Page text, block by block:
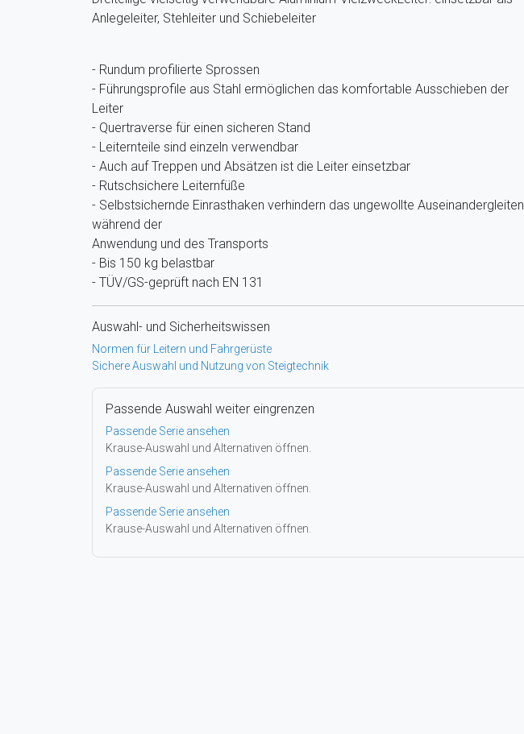
Anlegeleiter, Stehleiter und Schiebeleiter
- Rundum profilierte Sprossen
- Führungsprofile aus Stahl ermöglichen das komfortable Ausschieben der
Leiter
- Quertraverse für einen sicheren Stand
- Leiternteile sind einzeln verwendbar
- Auch auf Treppen und Absätzen ist die Leiter einsetzbar
- Rutschsichere Leiternfüße
- Selbstsichernde Einrasthaken verhindern das ungewollte Auseinandergleiten
während der
Anwendung und des Transports
- Bis 150 kg belastbar
- TÜV/GS-geprüft nach EN 131
Auswahl- und Sicherheitswissen
Normen für Leitern und Fahrgerüste
Sichere Auswahl und Nutzung von Steigtechnik
Passende Auswahl weiter eingrenzen
Passende Serie ansehen
Krause-Auswahl und Alternativen öffnen.
Passende Serie ansehen
Krause-Auswahl und Alternativen öffnen.
Passende Serie ansehen
Krause-Auswahl und Alternativen öffnen.